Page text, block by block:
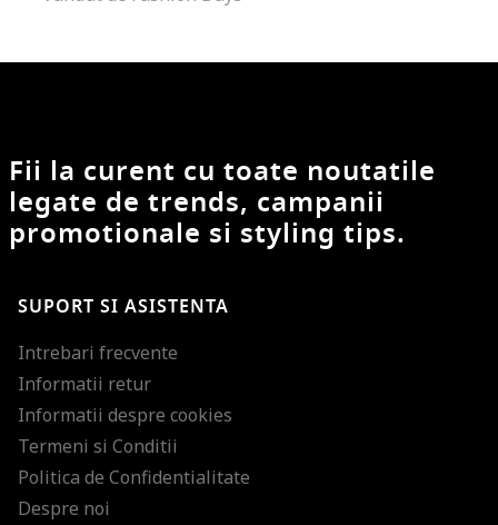
Fii la curent cu toate noutatile
legate de trends, campanii
promotionale si styling tips.
SUPORT SI ASISTENTA
Intrebari frecvente
Informatii retur
Informatii despre cookies
Termeni si Conditii
Politica de Confidentialitate
Despre noi